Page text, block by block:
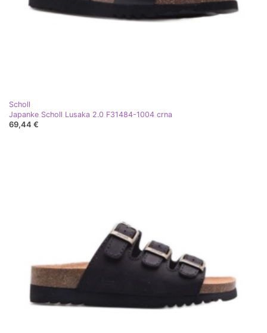
Scholl
Japanke Scholl Lusaka 2.0 F31484-1004 crna
69,44 €